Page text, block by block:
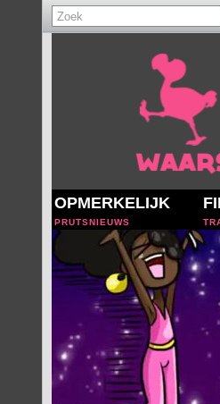
OPMERKELIJK
PRUTSNIEUWS